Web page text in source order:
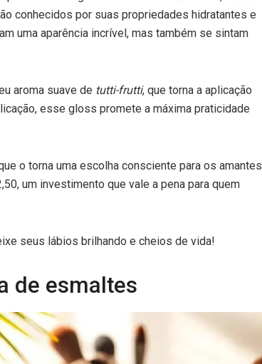
conhecidos por suas propriedades hidratantes e
uma aparência incrível, mas também se sintam
aroma suave de tutti-frutti, que torna a aplicação
esse gloss promete a máxima praticidade
o torna uma escolha consciente para os amantes
um investimento que vale a pena para quem
seus lábios brilhando e cheios de vida!
de esmaltes